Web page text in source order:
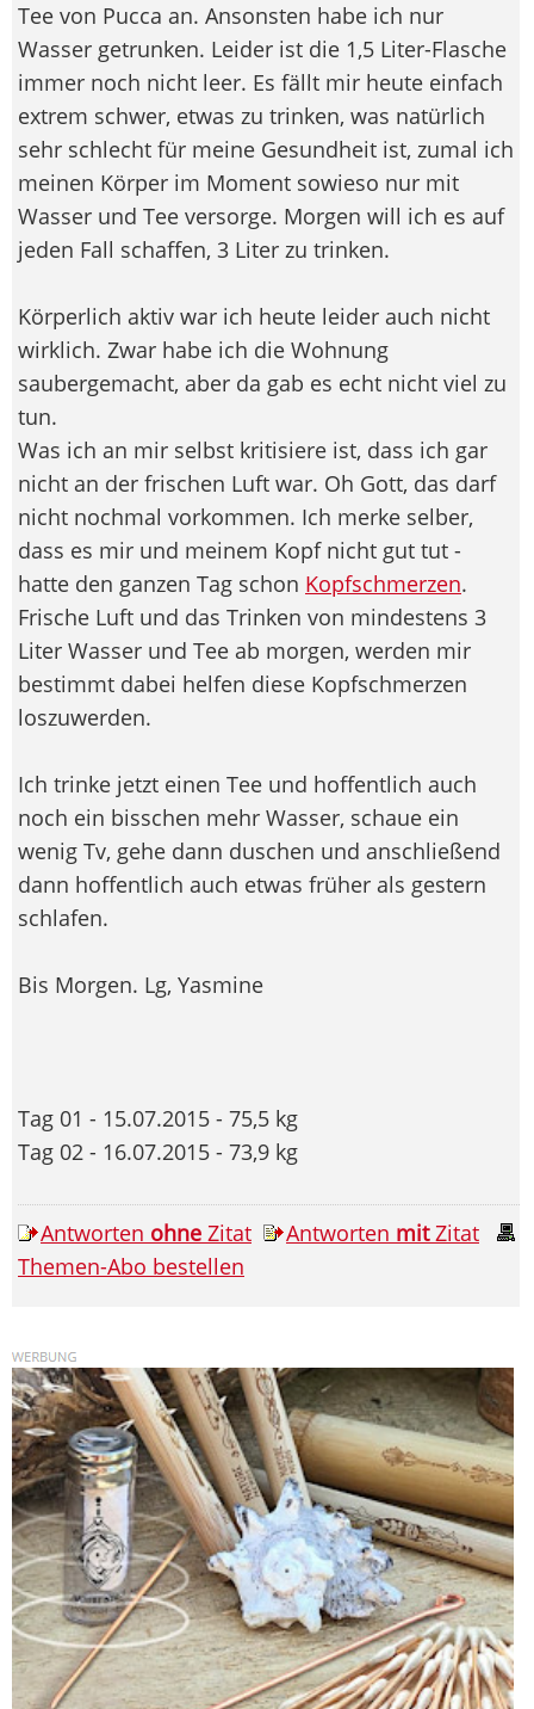
Tee von Pucca an. Ansonsten habe ich nur
Wasser getrunken. Leider ist die 1,5 Liter-Flasche
immer noch nicht leer. Es fällt mir heute einfach
extrem schwer, etwas zu trinken, was natürlich
sehr schlecht für meine Gesundheit ist, zumal ich
meinen Körper im Moment sowieso nur mit
Wasser und Tee versorge. Morgen will ich es auf
jeden Fall schaffen, 3 Liter zu trinken.
Körperlich aktiv war ich heute leider auch nicht
wirklich. Zwar habe ich die Wohnung
saubergemacht, aber da gab es echt nicht viel zu
tun.
Was ich an mir selbst kritisiere ist, dass ich gar
nicht an der frischen Luft war. Oh Gott, das darf
nicht nochmal vorkommen. Ich merke selber,
dass es mir und meinem Kopf nicht gut tut -
hatte den ganzen Tag schon Kopfschmerzen.
Frische Luft und das Trinken von mindestens 3
Liter Wasser und Tee ab morgen, werden mir
bestimmt dabei helfen diese Kopfschmerzen
loszuwerden.
Ich trinke jetzt einen Tee und hoffentlich auch
noch ein bisschen mehr Wasser, schaue ein
wenig Tv, gehe dann duschen und anschließend
dann hoffentlich auch etwas früher als gestern
schlafen.
Bis Morgen. Lg, Yasmine
Tag 01 - 15.07.2015 - 75,5 kg
Tag 02 - 16.07.2015 - 73,9 kg
Antworten ohne Zitat Antworten mitZitat
Themen-Abo bestellen